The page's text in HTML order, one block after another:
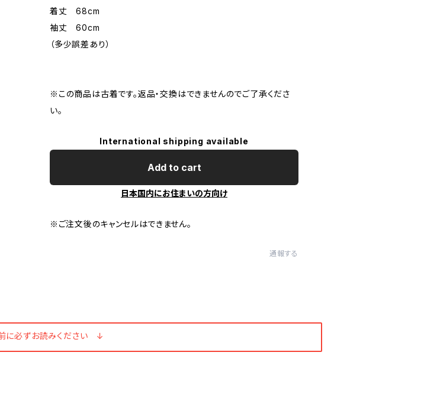
着丈 68cm
袖丈 60cm
（多少誤差あり）
※この商品は古着です。返品・交換はできませんのでご了承くださ
い。
International shipping available
Add to cart
日本国内にお住まいの方向け
※ご注文後のキャンセルはできません。
通報する
必ずお読みください ↓